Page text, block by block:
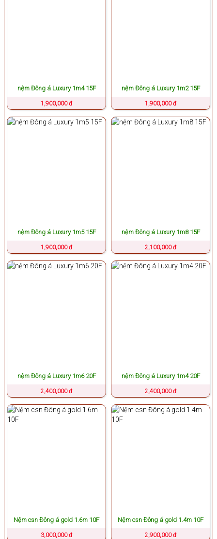
nệm Đông á Luxury 1m4 15F
1,900,000 đ
nệm Đông á Luxury 1m2 15F
1,900,000 đ
nệm Đông á Luxury 1m5 15F
1,900,000 đ
nệm Đông á Luxury 1m8 15F
2,100,000 đ
nệm Đông á Luxury 1m6 20F
2,400,000 đ
nệm Đông á Luxury 1m4 20F
2,400,000 đ
Nệm csn Đông á gold 1.6m 10F
3,000,000 đ
Nệm csn Đông á gold 1.4m 10F
2,900,000 đ